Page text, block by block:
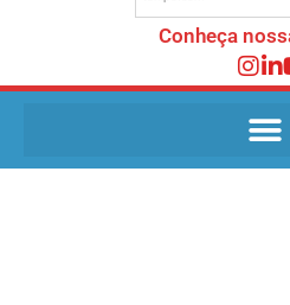
Conheça